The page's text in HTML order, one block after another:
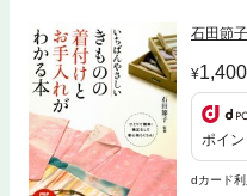
石田節子
1,400
ポイ
dカード